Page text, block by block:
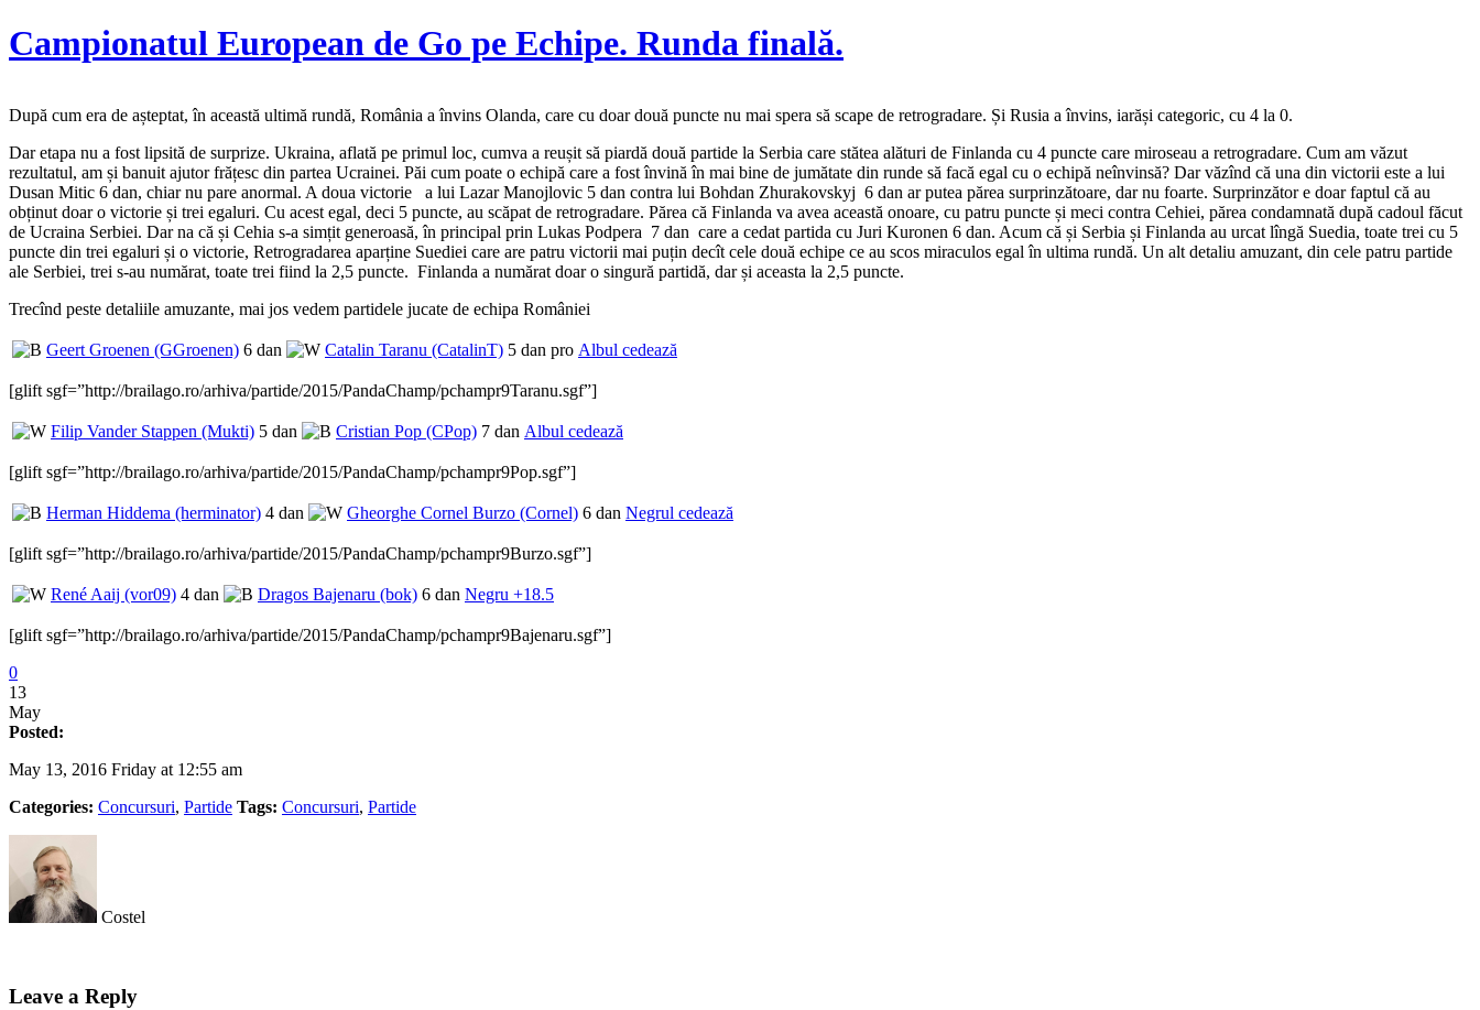
Campionatul European de Go pe Echipe. Runda finală.
După cum era de așteptat, în această ultimă rundă, România a învins Olanda, care cu doar două puncte nu mai spera să scape de retrogradare. Și Rusia a învins, iarăși categoric, cu 4 la 0.
Dar etapa nu a fost lipsită de surprize. Ukraina, aflată pe primul loc, cumva a reușit să piardă două partide la Serbia care stătea alături de Finlanda cu 4 puncte care miroseau a retrogradare. Cum am văzut
rezultatul, am și banuit ajutor frățesc din partea Ucrainei. Păi cum poate o echipă care a fost învină în mai bine de jumătate din runde să facă egal cu o echipă neînvinsă? Dar văzînd că una din victorii este a lui
Dusan Mitic 6 dan, chiar nu pare anormal. A doua victorie a lui Lazar Manojlovic 5 dan contra lui Bohdan Zhurakovskyj 6 dan ar putea părea surprinzătoare, dar nu foarte. Surprinzător e doar faptul că au
obținut doar o victorie și trei egaluri. Cu acest egal, deci 5 puncte, au scăpat de retrogradare. Părea că Finlanda va avea această onoare, cu patru puncte și meci contra Cehiei, părea condamnată după cadoul făcut
de Ucraina Serbiei. Dar na că și Cehia s-a simțit generoasă, în principal prin Lukas Podpera 7 dan care a cedat partida cu Juri Kuronen 6 dan. Acum că și Serbia și Finlanda au urcat lîngă Suedia, toate trei cu 5
puncte din trei egaluri și o victorie, Retrogradarea aparține Suediei care are patru victorii mai puțin decît cele două echipe ce au scos miraculos egal în ultima rundă. Un alt detaliu amuzant, din cele patru partide
ale Serbiei, trei s-au numărat, toate trei fiind la 2,5 puncte. Finlanda a numărat doar o singură partidă, dar și aceasta la 2,5 puncte.
Trecînd peste detaliile amuzante, mai jos vedem partidele jucate de echipa României
Geert Groenen (GGroenen) 6 dan Catalin Taranu (CatalinT) 5 dan pro Albul cedează
[glift sgf=”http://brailago.ro/arhiva/partide/2015/PandaChamp/pchampr9Taranu.sgf”]
Filip Vander Stappen (Mukti) 5 dan Cristian Pop (CPop) 7 dan Albul cedează
[glift sgf=”http://brailago.ro/arhiva/partide/2015/PandaChamp/pchampr9Pop.sgf”]
Herman Hiddema (herminator) 4 dan Gheorghe Cornel Burzo (Cornel) 6 dan Negrul cedează
[glift sgf=”http://brailago.ro/arhiva/partide/2015/PandaChamp/pchampr9Burzo.sgf”]
René Aaij (vor09) 4 dan Dragos Bajenaru (bok) 6 dan Negru +18.5
[glift sgf=”http://brailago.ro/arhiva/partide/2015/PandaChamp/pchampr9Bajenaru.sgf”]
0
13
May
Posted:
May 13, 2016 Friday at 12:55 am
Categories: Concursuri, Partide Tags: Concursuri, Partide
Costel
Leave a Reply